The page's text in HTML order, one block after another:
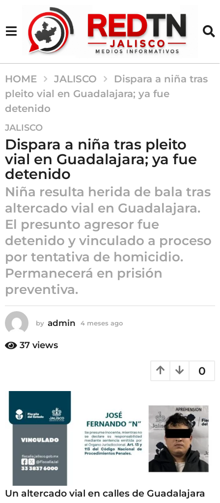
HOME JALISCO
Dispara a niña tras
pleito vial en Guadalajara; ya fue
detenido
4
m
e
s
e
a
g
o
4
m
e
s
e
s
g
o
JALISCO
Dispara a niña tras pleito
vial en Guadalajara; ya fue
detenido
Niña resulta herida de bala tras
altercado vial en Guadalajara.
El presunto agresor fue
detenido y vinculado a proceso
por tentativa de homicidio.
Permanecerá en prisión
preventiva.
by admin 4 meses ago
37 views
0
Un altercado vial en calles de Guadalajara